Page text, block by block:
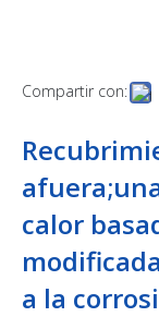
Compartir con:
calor
a la